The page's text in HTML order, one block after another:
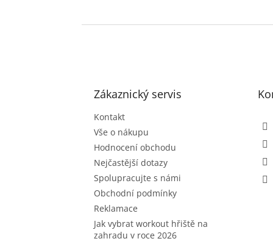
Zákaznický servis
Kontakt
Vše o nákupu
Hodnocení obchodu
Nejčastější dotazy
Spolupracujte s námi
Obchodní podmínky
Reklamace
Jak vybrat workout hřiště na
zahradu v roce 2026